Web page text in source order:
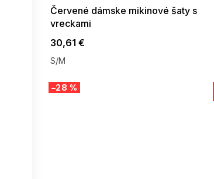
Červené dámske mikinové šaty s
vreckami
30,61 €
S/M
–28 %